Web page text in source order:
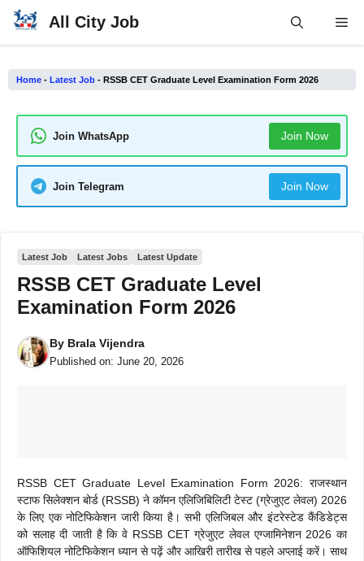
Skip
All City Job
Home - Latest Job - RSSB CET Graduate Level Examination Form 2026
Join WhatsApp Join Now
Join Telegram Join Now
Latest Job Latest Jobs Latest Update
RSSB CET Graduate Level
Examination Form 2026
By Brala Vijendra
Published on: June 20, 2026
RSSB CET Graduate Level Examination Form 2026: राजस्थान
स्टाफ सिलेक्शन बोर्ड (RSSB) ने कॉमन एलिजिबिलिटी टेस्ट (ग्रेजुएट लेवल) 2026
के लिए एक नोटिफिकेशन जारी किया है। सभी एलिजिबल और इंटरेस्टेड कैंडिडेट्स
को सलाह दी जाती है कि वे RSSB CET ग्रेजुएट लेवल एग्जामिनेशन 2026 का
ऑफिशियल नोटिफिकेशन ध्यान से पढ़ें और आखिरी तारीख से पहले अप्लाई करें। साथ